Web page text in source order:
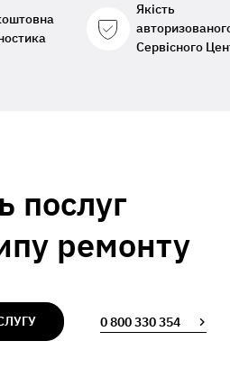
Якість
Сервісного
послуг
ремонту
0 800 330 354